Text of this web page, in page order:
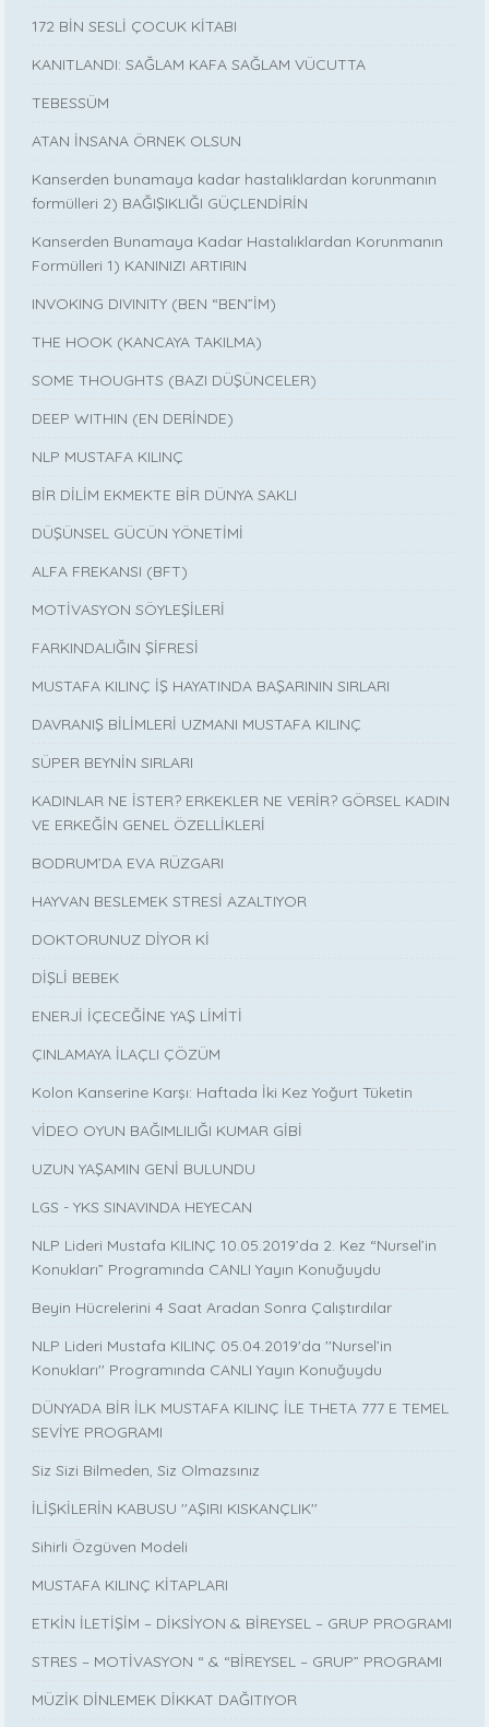
172 BİN SESLİ ÇOCUK KİTABI
KANITLANDI: SAĞLAM KAFA SAĞLAM VÜCUTTA
TEBESSÜM
ATAN İNSANA ÖRNEK OLSUN
Kanserden bunamaya kadar hastalıklardan korunmanın
formülleri 2) BAĞIŞIKLIĞI GÜÇLENDİRİN
Kanserden Bunamaya Kadar Hastalıklardan Korunmanın
Formülleri 1) KANINIZI ARTIRIN
INVOKING DIVINITY (BEN “BEN”İM)
THE HOOK (KANCAYA TAKILMA)
SOME THOUGHTS (BAZI DÜŞÜNCELER)
DEEP WITHIN (EN DERİNDE)
NLP MUSTAFA KILINÇ
BİR DİLİM EKMEKTE BİR DÜNYA SAKLI
DÜŞÜNSEL GÜCÜN YÖNETİMİ
ALFA FREKANSI (BFT)
MOTİVASYON SÖYLEŞİLERİ
FARKINDALIĞIN ŞİFRESİ
MUSTAFA KILINÇ İŞ HAYATINDA BAŞARININ SIRLARI
DAVRANIŞ BİLİMLERİ UZMANI MUSTAFA KILINÇ
SÜPER BEYNİN SIRLARI
KADINLAR NE İSTER? ERKEKLER NE VERİR? GÖRSEL KADIN
VE ERKEĞİN GENEL ÖZELLİKLERİ
BODRUM’DA EVA RÜZGARI
HAYVAN BESLEMEK STRESİ AZALTIYOR
DOKTORUNUZ DİYOR Kİ
DİŞLİ BEBEK
ENERJİ İÇECEĞİNE YAŞ LİMİTİ
ÇINLAMAYA İLAÇLI ÇÖZÜM
Kolon Kanserine Karşı: Haftada İki Kez Yoğurt Tüketin
VİDEO OYUN BAĞIMLILIĞI KUMAR GİBİ
UZUN YAŞAMIN GENİ BULUNDU
LGS - YKS SINAVINDA HEYECAN
NLP Lideri Mustafa KILINÇ 10.05.2019’da 2. Kez “Nursel’in
Konukları” Programında CANLI Yayın Konuğuydu
Beyin Hücrelerini 4 Saat Aradan Sonra Çalıştırdılar
NLP Lideri Mustafa KILINÇ 05.04.2019'da ''Nursel’in
Konukları'' Programında CANLI Yayın Konuğuydu
DÜNYADA BİR İLK MUSTAFA KILINÇ İLE THETA 777 E TEMEL
SEVİYE PROGRAMI
Siz Sizi Bilmeden, Siz Olmazsınız
İLİŞKİLERİN KABUSU ''AŞIRI KISKANÇLIK''
Sihirli Özgüven Modeli
MUSTAFA KILINÇ KİTAPLARI
ETKİN İLETİŞİM – DİKSİYON & BİREYSEL – GRUP PROGRAMI
STRES – MOTİVASYON “ & “BİREYSEL – GRUP” PROGRAMI
MÜZİK DİNLEMEK DİKKAT DAĞITIYOR